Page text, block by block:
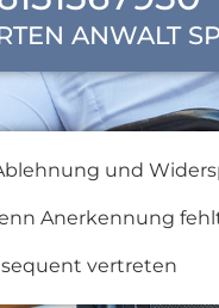
ANWALT
und
Anerkennung
vertreten